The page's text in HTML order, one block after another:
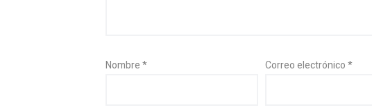
Nombre* Correo electrónico*